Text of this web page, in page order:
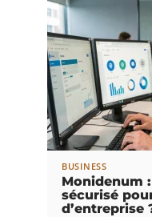
BUSINESS
Monidenum
sécurisé
d’entreprise